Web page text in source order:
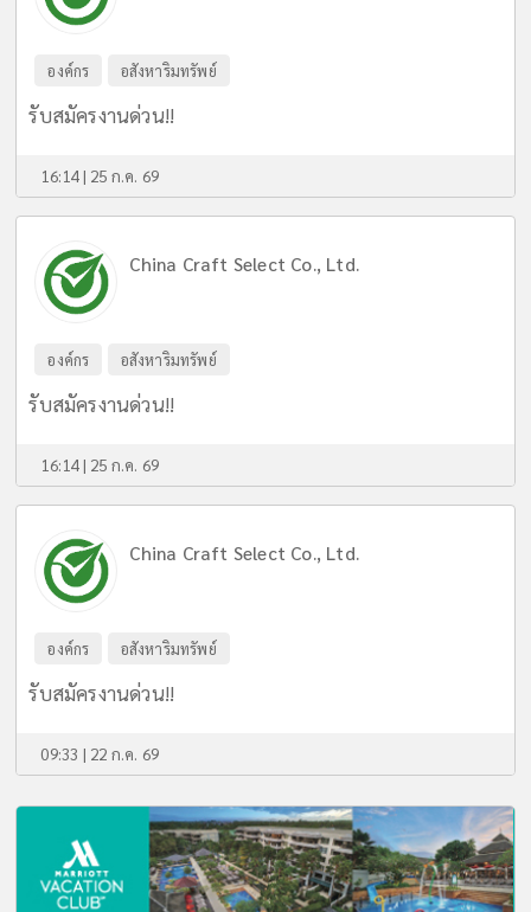
องค์กร อสังหาริมทรัพย์
รับสมัครงานด่วน!!
16:14 | 25 ก.ค. 69
China Craft Select Co., Ltd.
องค์กร อสังหาริมทรัพย์
รับสมัครงานด่วน!!
16:14 | 25 ก.ค. 69
China Craft Select Co., Ltd.
องค์กร อสังหาริมทรัพย์
รับสมัครงานด่วน!!
09:33 | 22 ก.ค. 69